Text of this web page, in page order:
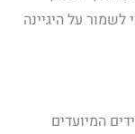
על היגיינה
המיועדים